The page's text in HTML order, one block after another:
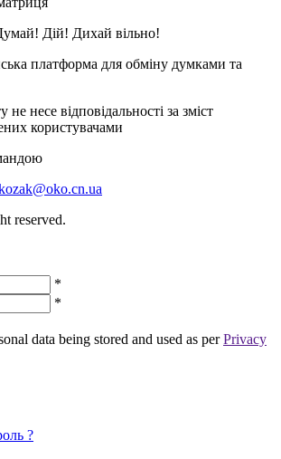
Дій! Дихай вільно!
платформа для обміну думками та
не несе відповідальності за зміст
користувачами
reserved.
*
*
data being stored and used as perPrivacy
?